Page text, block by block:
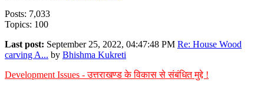
Posts: 7,033
Topics: 100
Last post: September 25, 2022, 04:47:48 PM Re: House Wood
carving A... by Bhishma Kukreti
Development Issues - उत्तराखण्ड के विकास से संबंधित मुद्दे !